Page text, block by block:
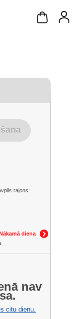
rajons:
diena
nav
citu dienu.